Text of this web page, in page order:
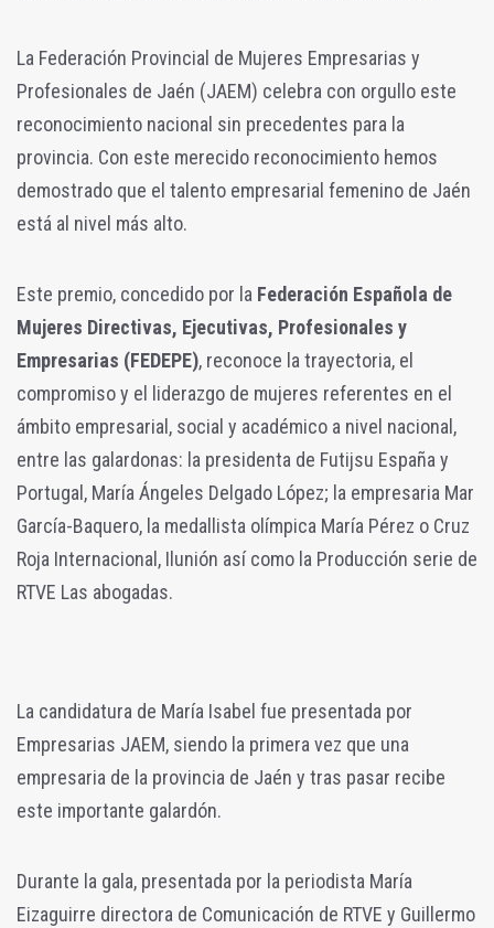
La Federación Provincial de Mujeres Empresarias y
Profesionales de Jaén (JAEM) celebra con orgullo este
reconocimiento nacional sin precedentes para la
provincia. Con este merecido reconocimiento hemos
demostrado que el talento empresarial femenino de Jaén
está al nivel más alto.
Este premio, concedido por la Federación Española de
Mujeres Directivas, Ejecutivas, Profesionales y
Empresarias (FEDEPE), reconoce la trayectoria, el
compromiso y el liderazgo de mujeres referentes en el
ámbito empresarial, social y académico a nivel nacional,
entre las galardonas: la presidenta de Futijsu España y
Portugal, María Ángeles Delgado López; la empresaria Mar
García-Baquero, la medallista olímpica María Pérez o Cruz
Roja Internacional, Ilunión así como la Producción serie de
RTVE Las abogadas.
La candidatura de María Isabel fue presentada por
Empresarias JAEM, siendo la primera vez que una
empresaria de la provincia de Jaén y tras pasar recibe
este importante galardón.
Durante la gala, presentada por la periodista María
Eizaguirre directora de Comunicación de RTVE y Guillermo